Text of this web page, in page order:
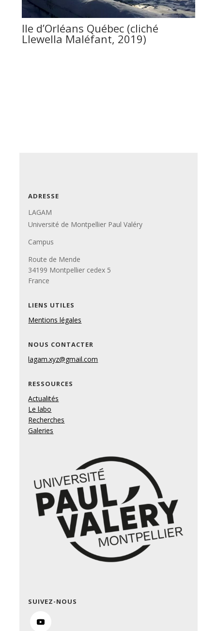
Ile d’Orléans Québec (cliché
Llewella Maléfant, 2019)
ADRESSE
LAGAM
Université de Montpellier Paul Valéry
Campus
Route de Mende
34199 Montpellier cedex 5
France
LIENS UTILES
Mentions légales
NOUS CONTACTER
lagam.xyz@gmail.com
RESSOURCES
Actualités
Le labo
Recherches
Galeries
SUIVEZ-NOUS